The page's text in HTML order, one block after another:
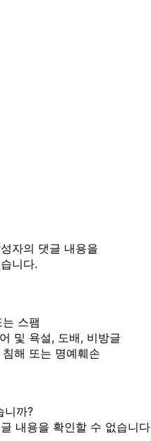
자의 댓글 내용을
니다.
스팸
및 욕설, 도배, 비방글
해 또는 명예훼손
니까?
내용을 확인할 수 없습니다